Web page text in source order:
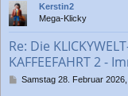
Kerstin2
Mega-Klicky
Re: Die
KAFFEEFAHRT 2 -
BSamstag 28. Februar